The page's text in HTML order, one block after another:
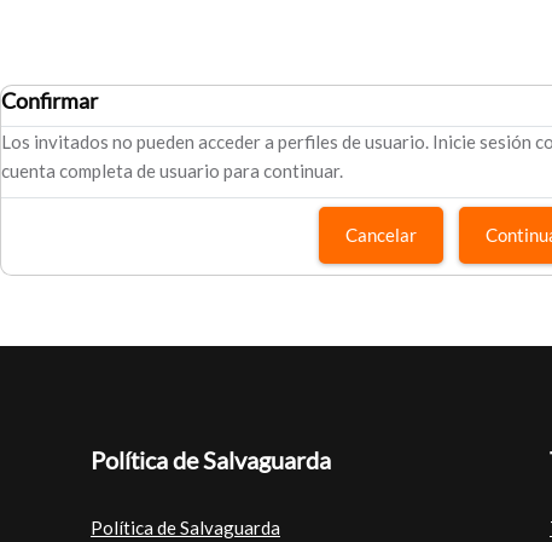
Confirmar
Los invitados no pueden acceder a perfiles de usuario. Inicie sesión
cuenta completa de usuario para continuar.
Cancelar
Política de Salvaguarda
Política de Salvaguarda